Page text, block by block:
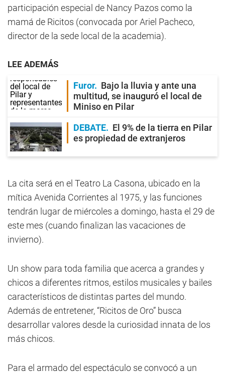
participación especial de Nancy Pazos como la
mamá de Ricitos (convocada por Ariel Pacheco,
director de la sede local de la academia).
LEE ADEMÁS
Furor
Bajo la lluvia y ante una
multitud, se inauguró el local de
Miniso en Pilar
DEBATE
El 9% de la tierra en Pilar
es propiedad de extranjeros
La cita será en el Teatro La Casona, ubicado en la
mítica Avenida Corrientes al 1975, y las funciones
tendrán lugar de miércoles a domingo, hasta el 29 de
este mes (cuando finalizan las vacaciones de
invierno).
Un show para toda familia que acerca a grandes y
chicos a diferentes ritmos, estilos musicales y bailes
característicos de distintas partes del mundo.
Además de entretener, “Ricitos de Oro” busca
desarrollar valores desde la curiosidad innata de los
más chicos.
Para el armado del espectáculo se convocó a un